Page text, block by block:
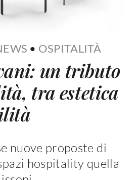
• OSPITALITÀ
un tributo
tra estetica
nuove proposte di
hospitality quella